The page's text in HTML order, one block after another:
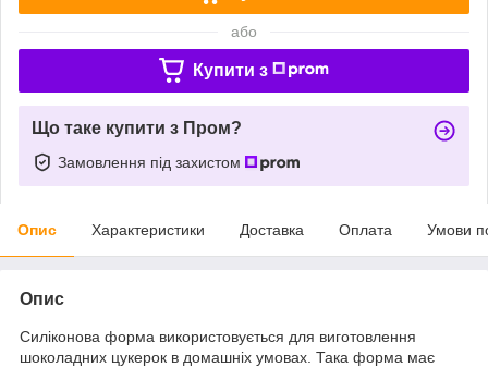
або
Купити з
Що таке купити з Пром?
Замовлення під захистом
Опис Характеристики Доставка Оплата Умови
Опис
Силіконова форма використовується для виготовлення
шоколадних цукерок в домашніх умовах. Така форма має